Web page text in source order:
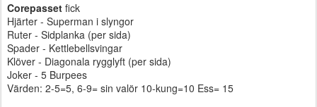
Corepasset fick
Hjärter - Superman i slyngor
Ruter - Sidplanka (per sida)
Spader - Kettlebellsvingar
Klöver - Diagonala rygglyft (per sida)
Joker - 5 Burpees
Värden: 2-5=5, 6-9= sin valör 10-kung=10 Ess= 15